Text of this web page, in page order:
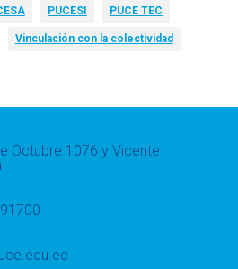
PUCESI PUCE TEC
Vinculación con la colectividad
Octubre 1076 y Vicente